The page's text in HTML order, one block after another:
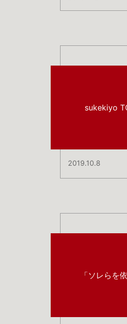
sukekiyo
2019.10.8
「ソレらを